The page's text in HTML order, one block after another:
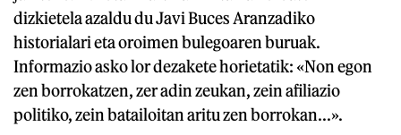
dizkietela azaldu du Javi Buces Aranzadiko
historialari eta oroimen bulegoaren buruak.
Informazio asko lor dezakete horietatik: «Non egon
zen borrokatzen, zer adin zeukan, zein afiliazio
politiko, zein batailoitan aritu zen borrokan...».